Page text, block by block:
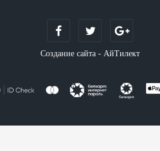
Создание сайта - АйТилект